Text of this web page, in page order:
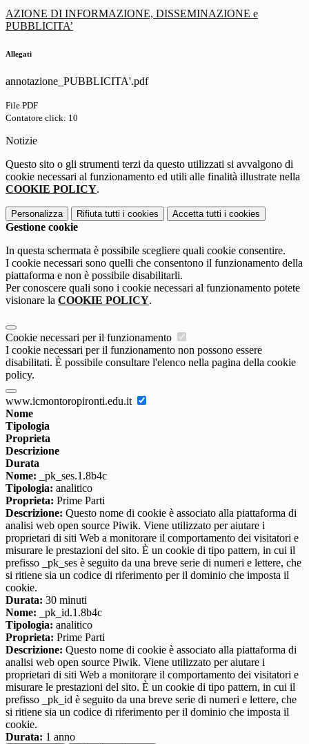
AZIONE DI INFORMAZIONE, DISSEMINAZIONE e
PUBBLICITA’
Allegati
annotazione_PUBBLICITA'.pdf
File PDF
Contatore click: 10
Notizie
Questo sito o gli strumenti terzi da questo utilizzati si avvalgono di
cookie necessari al funzionamento ed utili alle finalità illustrate nella
COOKIE POLICY.
Personalizza Rifiuta tutti i cookies Accetta tutti i cookies
Gestione cookie
In questa schermata è possibile scegliere quali cookie consentire.
I cookie necessari sono quelli che consentono il funzionamento della
piattaforma e non è possibile disabilitarli.
Per conoscere quali sono i cookie necessari al funzionamento potete
visionare la COOKIE POLICY.
Cookie necessari per il funzionamento
I cookie necessari per il funzionamento non possono essere
disabilitati. È possibile consultare l'elenco nella pagina della cookie
policy.
www.icmontoropironti.edu.it
Nome
Tipologia
Proprieta
Descrizione
Durata
Nome: _pk_ses.1.8b4c
Tipologia: analitico
Proprieta: Prime Parti
Descrizione: Questo nome di cookie è associato alla piattaforma di
analisi web open source Piwik. Viene utilizzato per aiutare i
proprietari di siti Web a monitorare il comportamento dei visitatori e
misurare le prestazioni del sito. È un cookie di tipo pattern, in cui il
prefisso _pk_ses è seguito da una breve serie di numeri e lettere, che
si ritiene sia un codice di riferimento per il dominio che imposta il
cookie.
Durata: 30 minuti
Nome: _pk_id.1.8b4c
Tipologia: analitico
Proprieta: Prime Parti
Descrizione: Questo nome di cookie è associato alla piattaforma di
analisi web open source Piwik. Viene utilizzato per aiutare i
proprietari di siti Web a monitorare il comportamento dei visitatori e
misurare le prestazioni del sito. È un cookie di tipo pattern, in cui il
prefisso _pk_id è seguito da una breve serie di numeri e lettere, che
si ritiene sia un codice di riferimento per il dominio che imposta il
cookie.
Durata: 1 anno